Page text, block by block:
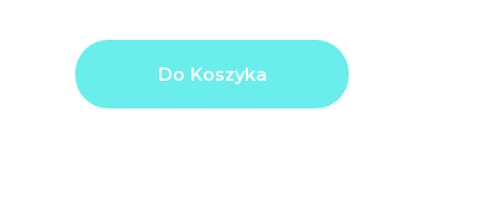
Product
price
Do Koszyka